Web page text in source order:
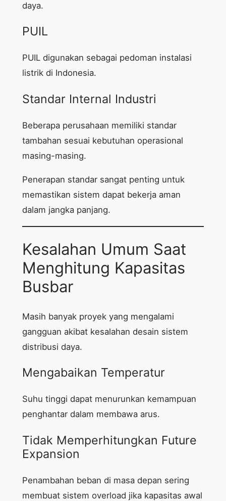
daya.
PUIL
PUIL digunakan sebagai pedoman instalasi
listrik di Indonesia.
Standar Internal Industri
Beberapa perusahaan memiliki standar
tambahan sesuai kebutuhan operasional
masing-masing.
Penerapan standar sangat penting untuk
memastikan sistem dapat bekerja aman
dalam jangka panjang.
Kesalahan Umum Saat
Menghitung Kapasitas
Busbar
Masih banyak proyek yang mengalami
gangguan akibat kesalahan desain sistem
distribusi daya.
Mengabaikan Temperatur
Suhu tinggi dapat menurunkan kemampuan
penghantar dalam membawa arus.
Tidak Memperhitungkan Future
Expansion
Penambahan beban di masa depan sering
membuat sistem overload jika kapasitas awal